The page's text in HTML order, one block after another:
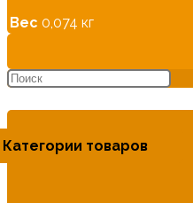
Вес 0,074 кг
Категории товаров